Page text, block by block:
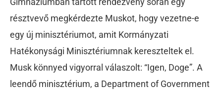
résztvevő megkérdezte Muskot, hogy vezetne-e
egy új minisztériumot, amit Kormányzati
Hatékonysági Minisztériumnak kereszteltek el.
Musk könnyed vigyorral válaszolt: “Igen, Doge”. A
leendő minisztérium, a Department of Government